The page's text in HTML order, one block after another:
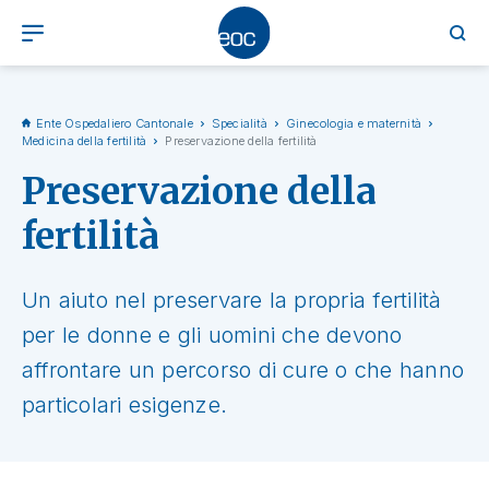
Ente Ospedaliero Cantonale Specialità
Ginecologia e maternità
Medicina della fertilità
Preservazione della fertilità
Preservazione della
fertilità
Un aiuto nel preservare la propria fertilità
per le donne e gli uomini che devono
affrontare un percorso di cure o che hanno
particolari esigenze.